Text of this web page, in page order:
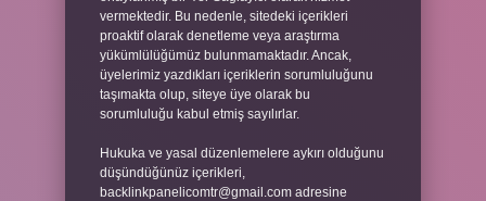
vermektedir. Bu nedenle, sitedeki içerikleri
proaktif olarak denetleme veya araştırma
yükümlülüğümüz bulunmamaktadır. Ancak,
üyelerimiz yazdıkları içeriklerin sorumluluğunu
taşımakta olup, siteye üye olarak bu
sorumluluğu kabul etmiş sayılırlar.
Hukuka ve yasal düzenlemelere aykırı olduğunu
düşündüğünüz içerikleri,
backlinkpanelicomtr@gmail.com adresine